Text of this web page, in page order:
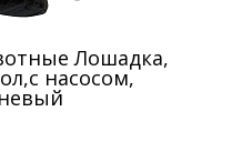
Лошадка,
насосом,